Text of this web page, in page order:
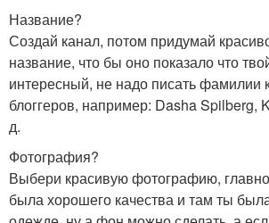
Название?
Создай канал, потом придумай
название, что бы оно показало что
интересный, не надо писать фамилии
блоггеров, например: Dasha Spilberg,
д.
Фотография?
Выбери красивую фотографию,
была хорошего качества и там ты